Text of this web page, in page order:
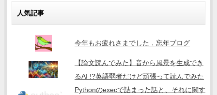
人気記事
今年もお疲れさまでした．忘年ブログ
【論文読んでみた】音から風景を生成でき
るAI !?英語弱者だけど頑張って読んでみた
Pythonのexecで詰まった話と、それに関す